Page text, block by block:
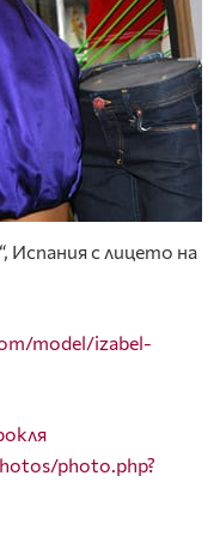
Испания с лицето на
model/izabel-
photo.php?